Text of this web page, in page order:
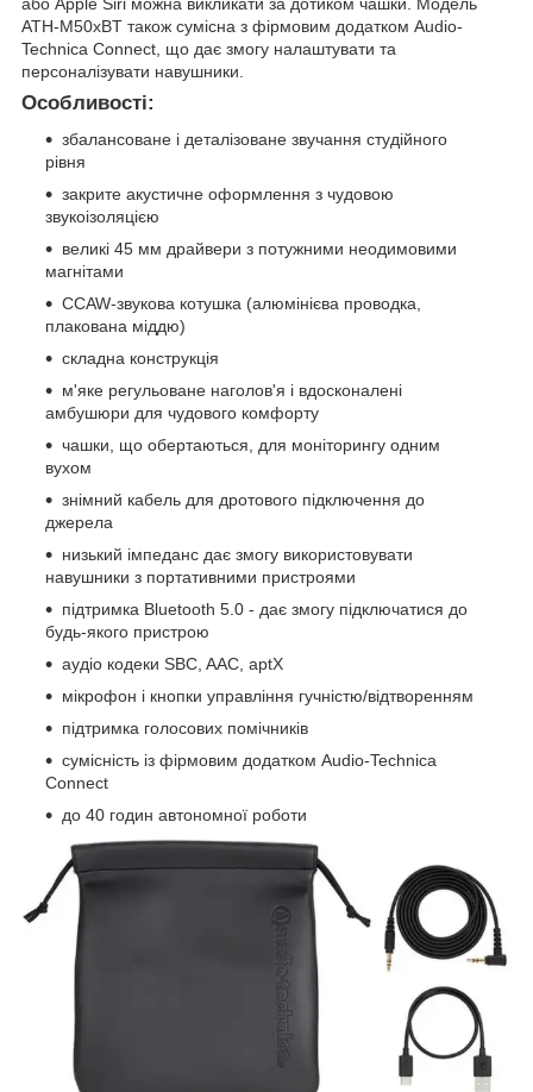
ATH-M50xBT також сумісна з фірмовим додатком Audio-
Technica Connect, що дає змогу налаштувати та
персоналізувати навушники.
Особливості:
збалансоване і деталізоване звучання студійного
рівня
закрите акустичне оформлення з чудовою
звукоізоляцією
великі 45 мм драйвери з потужними неодимовими
магнітами
CCAW-звукова котушка (алюмінієва проводка,
плакована міддю)
складна конструкція
м'яке регульоване наголов'я і вдосконалені
амбушюри для чудового комфорту
чашки, що обертаються, для моніторингу одним
вухом
знімний кабель для дротового підключення до
джерела
низький імпеданс дає змогу використовувати
навушники з портативними пристроями
підтримка Bluetooth 5.0 - дає змогу підключатися до
будь-якого пристрою
аудіо кодеки SBC, AAC, aptX
мікрофон і кнопки управління гучністю/відтворенням
підтримка голосових помічників
сумісність із фірмовим додатком Audio-Technica
Connect
до 40 годин автономної роботи